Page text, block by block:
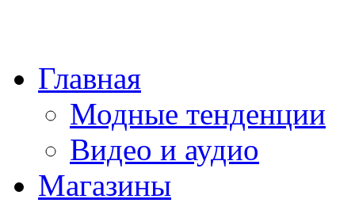
Главная
Модные тенденции
Видео и аудио
Магазины